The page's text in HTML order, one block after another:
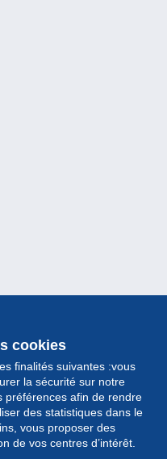
cookies
finalités suivantes :vous
la sécurité sur notre
préférences afin de rendre
des statistiques dans le
vous proposer des
de vos centres d’intérêt.